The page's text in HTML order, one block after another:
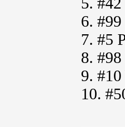
6.
7. #5
8.
9.
10.